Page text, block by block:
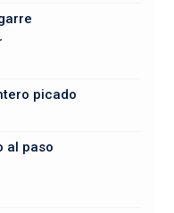
picado
al paso